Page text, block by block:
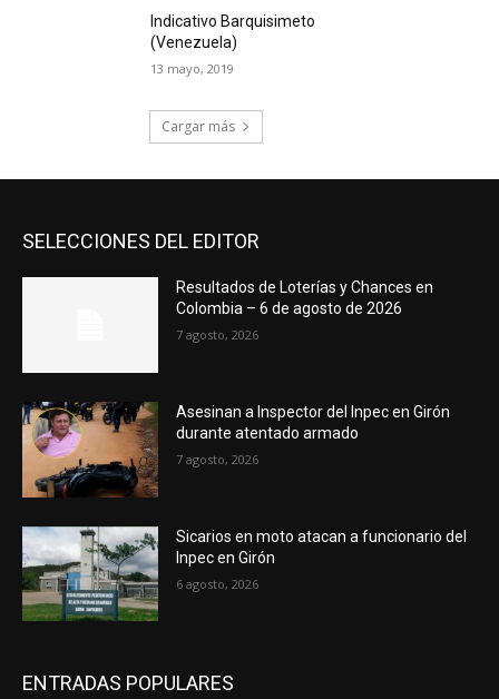
Indicativo Barquisimeto
(Venezuela)
13 mayo, 2019
Cargar más
SELECCIONES DEL EDITOR
Resultados de Loterías y Chances en
Colombia – 6 de agosto de 2026
7 agosto, 2026
Asesinan a Inspector del Inpec en Girón
durante atentado armado
7 agosto, 2026
Sicarios en moto atacan a funcionario del
Inpec en Girón
6 agosto, 2026
ENTRADAS POPULARES